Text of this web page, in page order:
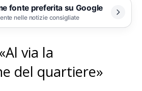
fonte preferita su Google
nelle notizie consigliate
via la
del quartiere»